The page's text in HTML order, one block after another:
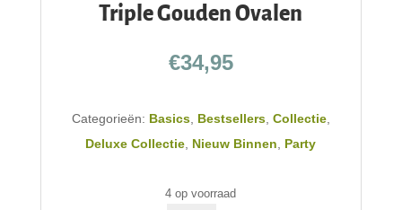
Triple Gouden Ovalen
€34,95
Categorieën: Basics, Bestsellers, Collectie,
Deluxe Collectie Nieuw Binnen Party
4 op voorraad